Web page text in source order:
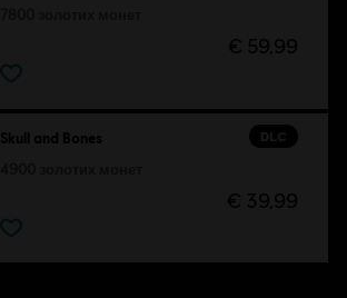
€ 59,99
DLC
Skull and Bones
€ 39,99